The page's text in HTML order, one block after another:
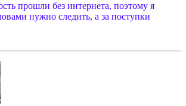
прошли без интернета, поэтому я
нужно следить, а за поступки